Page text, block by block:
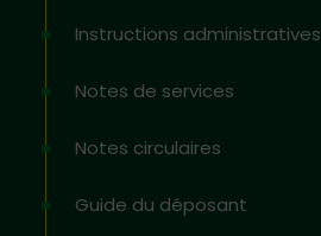
Instructions administratives
Notes de services
Notes circulaires
Guide du déposant